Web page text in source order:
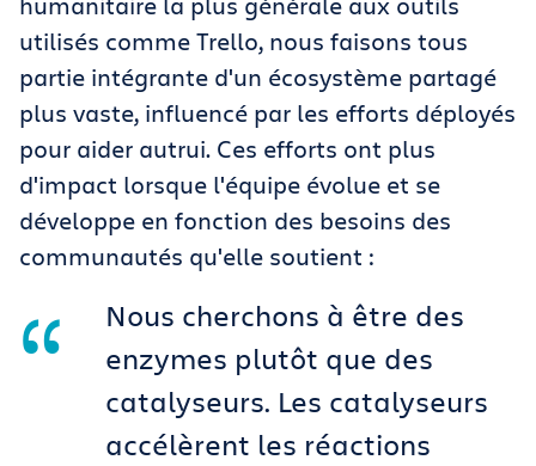
utilisés comme Trello, nous faisons tous
partie intégrante d'un écosystème partagé
plus vaste, influencé par les efforts déployés
pour aider autrui. Ces efforts ont plus
d'impact lorsque l'équipe évolue et se
développe en fonction des besoins des
communautés qu'elle soutient :
Nous cherchons à être des
enzymes plutôt que des
catalyseurs. Les catalyseurs
accélèrent les réactions